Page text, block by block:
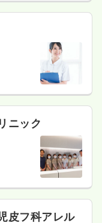
ニック
皮フ科アレル